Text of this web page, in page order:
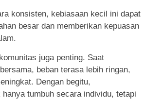
konsisten, kebiasaan kecil ini dapat
besar dan memberikan kepuasan
juga penting. Saat
beban terasa lebih ringan,
Dengan begitu,
hanya tumbuh secara individu, tetapi